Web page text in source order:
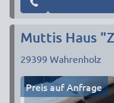
29399 Wahrenholz
Preis auf Anfrage